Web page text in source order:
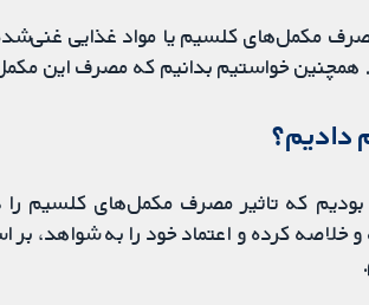
مکمل‌های کلسیم یا مواد غذایی
خواستیم بدانیم که مصرف این
دادیم؟
که تاثیر مصرف مکمل‌های کلسیم را
و خلاصه کرده و اعتماد خود را به شواهد،